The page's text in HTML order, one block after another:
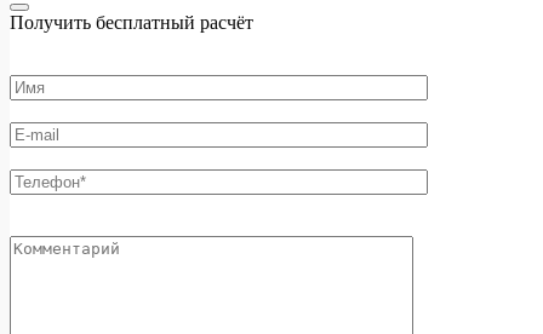
Получить бесплатный расчёт